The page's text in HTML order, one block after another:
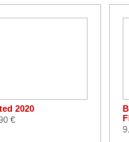
2020
€